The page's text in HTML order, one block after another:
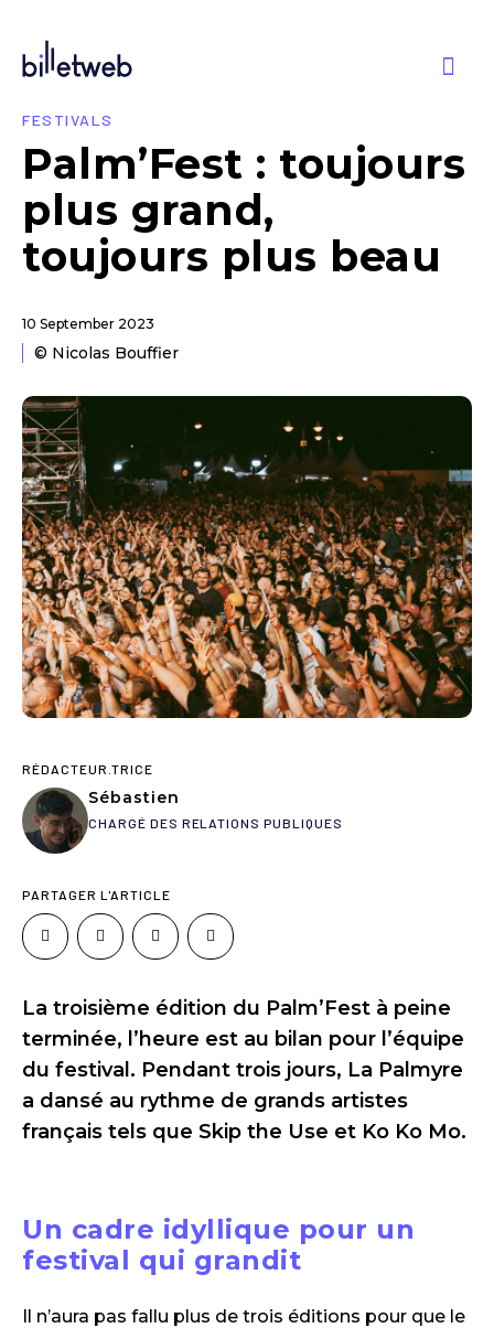
FESTIVALS
Palm’Fest : toujours
plus grand,
toujours plus beau
10 September 2023
© Nicolas Bouffier
RÉDACTEUR.TRICE
Sébastien
CHARGÉ DES RELATIONS PUBLIQUES
PARTAGER L'ARTICLE
La troisième édition du Palm’Fest à peine
terminée, l’heure est au bilan pour l’équipe
du festival. Pendant trois jours, La Palmyre
a dansé au rythme de grands artistes
français tels que Skip the Use et Ko Ko Mo.
Un cadre idyllique pour un
festival qui grandit
Il n’aura pas fallu plus de trois éditions pour que le